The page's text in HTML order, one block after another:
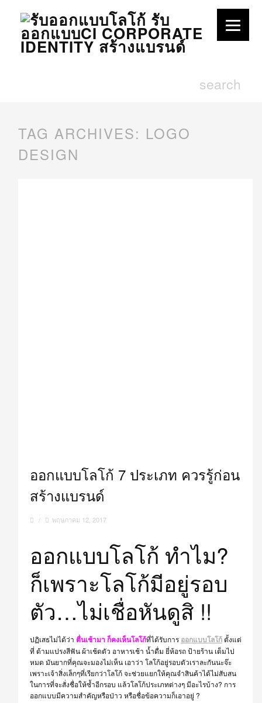
TAG ARCHIVES: LOGO
DESIGN
ออกแบบโลโก้ 7 ประเภท ควรรู้ก่อน
สร้างแบรนด์
/ พฤษภาคม 12, 2017
ออกแบบโลโก้ ทำไม?
ก็เพราะโลโก้มีอยู่รอบ
ตัว…ไม่เชื่อหันดูสิ !!
ปฏิเสธไม่ได้ว่า ตื่นเช้ามา ก็คงเห็นโลโก้ที่ได้รับการ ออกแบบโลโก้ตั้งแต่
ที่ ด้ามแปรงสีฟัน ผ้าเช้ดตัว อาหารเช้า น้ำดื่ม ยี่ห้อรถ ป้ายร้าน เต็มไป
หมด มันยากที่คุณจะมองไม่เห็น เอาว่า โลโก้อยู่รอบตัวเราละกันนะจ๊ะ
เพราะเจ้าสิ่งเล็กๆที่เรียกว่าโลโก้ จะช่วยแยกให้คุณจำสินค้าได้ไม่สับสน
ในการที่จะสั่งชื่อให้ซ้ำอีกรอบ แล้วโลโก้ประเภทต่างๆ มีอะไรบ้าง? การ
ออกแบบมีความสำคัญหรือป่าว หรือชื่อข้อความก็เอาอยู่ ?